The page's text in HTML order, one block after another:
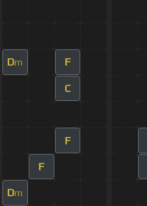
Dm F
C
F
F
Dm